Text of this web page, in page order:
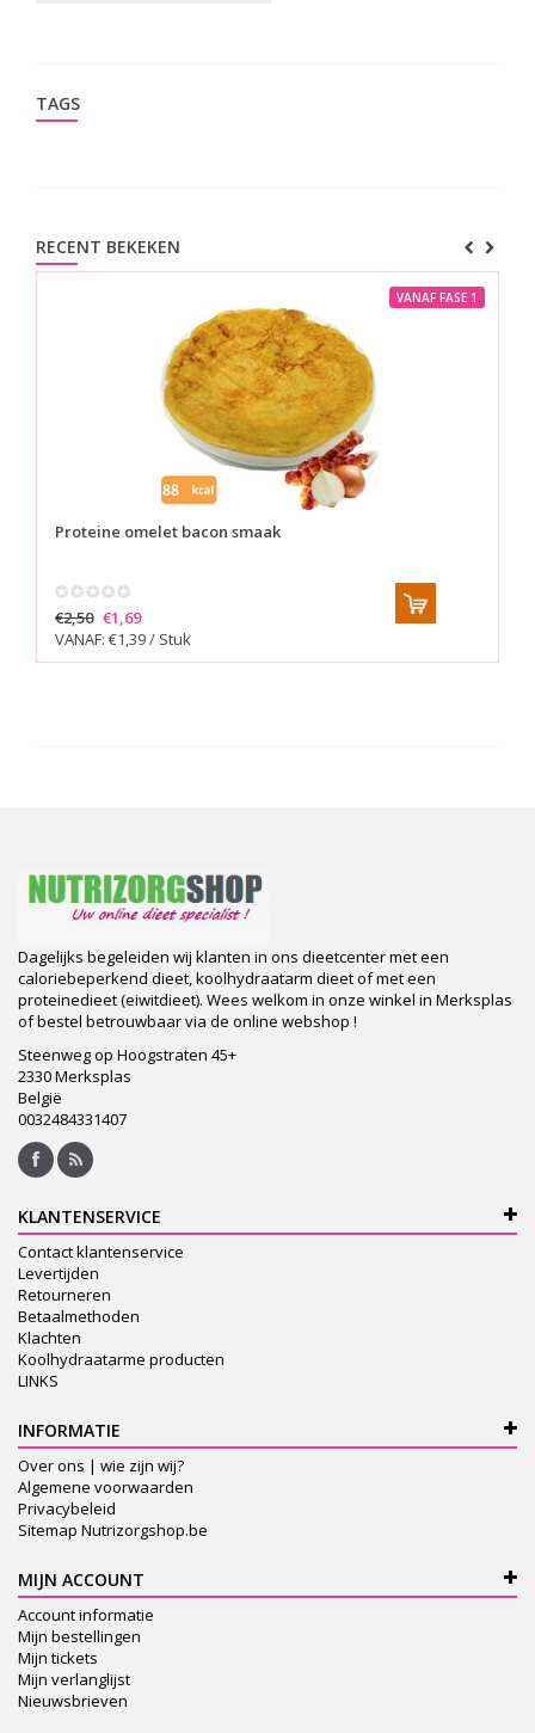
TAGS
RECENT BEKEKEN
VANAF FASE 1
Proteine omelet bacon smaak
€2,50 €1,69
VANAF: €1,39 / Stuk
Dagelijks begeleiden wij klanten in ons dieetcenter met een
caloriebeperkend dieet, koolhydraatarm dieet of met een
proteinedieet (eiwitdieet). Wees welkom in onze winkel in Merksplas
of bestel betrouwbaar via de online webshop !
Steenweg op Hoogstraten 45+
2330 Merksplas
België
0032484331407
KLANTENSERVICE
Contact klantenservice
Levertijden
Retourneren
Betaalmethoden
Klachten
Koolhydraatarme producten
LINKS
INFORMATIE
Over ons | wie zijn wij?
Algemene voorwaarden
Privacybeleid
Sitemap Nutrizorgshop.be
MIJN ACCOUNT
Account informatie
Mijn bestellingen
Mijn tickets
Mijn verlanglijst
Nieuwsbrieven